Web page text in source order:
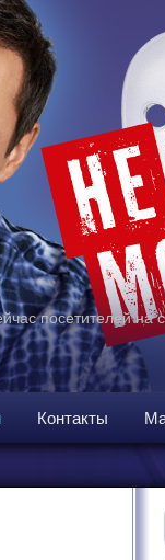
посетителей на
Контакты